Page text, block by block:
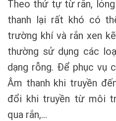
Theo thứ tự từ rắn, lỏng
thanh lại rất khó có
trường khí và rắn xen
thường sử dụng các
dạng rỗng. Để phục vụ
Âm thanh khi truyền
đổi khi truyền từ môi
qua rắn,…